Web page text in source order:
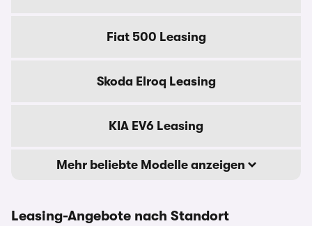
Fiat 500 Leasing
Skoda Elroq Leasing
KIA EV6 Leasing
Mehr beliebte Modelle anzeigen
Leasing-Angebote nach Standort